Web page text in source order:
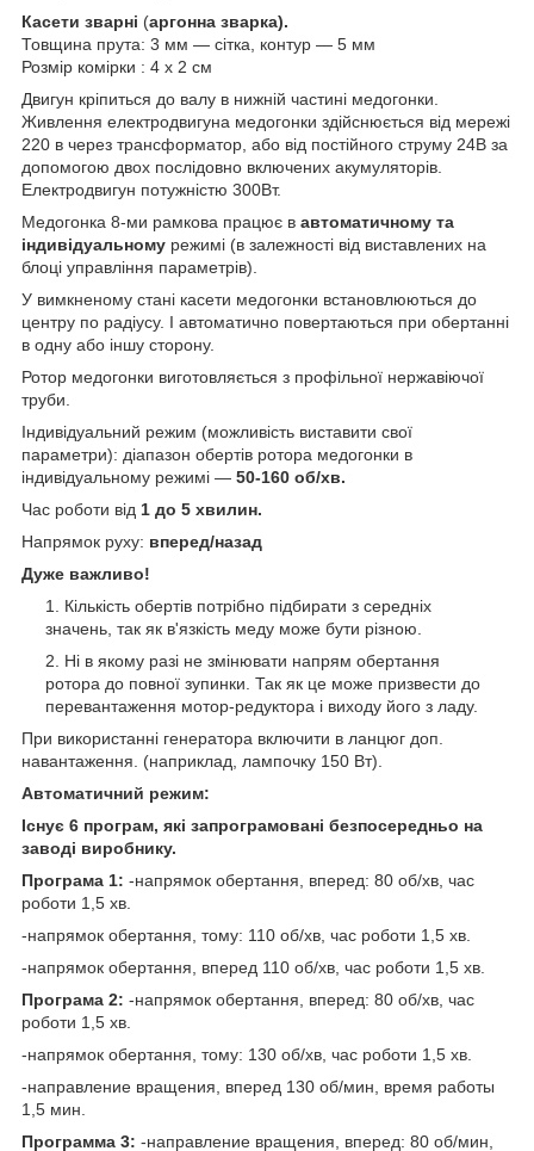
Касети зварні (аргонна зварка).
Товщина прута: 3 мм — сітка, контур — 5 мм
Розмір комірки : 4 х 2 см
Двигун кріпиться до валу в нижній частині медогонки.
Живлення електродвигуна медогонки здійснюється від мережі
220 в через трансформатор, або від постійного струму 24В за
допомогою двох послідовно включених акумуляторів.
Електродвигун потужністю 300Вт.
Медогонка 8-ми рамкова працює в автоматичному та
індивідуальному режимі (в залежності від виставлених на
блоці управління параметрів).
У вимкненому стані касети медогонки встановлюються до
центру по радіусу. І автоматично повертаються при обертанні
в одну або іншу сторону.
Ротор медогонки виготовляється з профільної нержавіючої
труби.
Індивідуальний режим (можливість виставити свої
параметри): діапазон обертів ротора медогонки в
індивідуальному режимі — 50-160 об/хв.
Час роботи від 1 до 5 хвилин.
Напрямок руху: вперед/назад
Дуже важливо!
Кількість обертів потрібно підбирати з середніх
значень, так як в'язкість меду може бути різною.
Ні в якому разі не змінювати напрям обертання
ротора до повної зупинки. Так як це може призвести до
перевантаження мотор-редуктора і виходу його з ладу.
При використанні генератора включити в ланцюг доп.
навантаження. (наприклад, лампочку 150 Вт).
Автоматичний режим:
Існує 6 програм, які запрограмовані безпосередньо на
заводі виробнику.
Програма 1: -напрямок обертання, вперед: 80 об/хв, час
роботи 1,5 хв.
-напрямок обертання, тому: 110 об/хв, час роботи 1,5 хв.
-напрямок обертання, вперед 110 об/хв, час роботи 1,5 хв.
Програма 2: -напрямок обертання, вперед: 80 об/хв, час
роботи 1,5 хв.
-напрямок обертання, тому: 130 об/хв, час роботи 1,5 хв.
-направление вращения, вперед 130 об/мин, время работы
1,5 мин.
Программа 3: -направление вращения, вперед: 80 об/мин,